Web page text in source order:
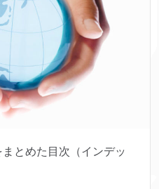
とめた目次（インデッ